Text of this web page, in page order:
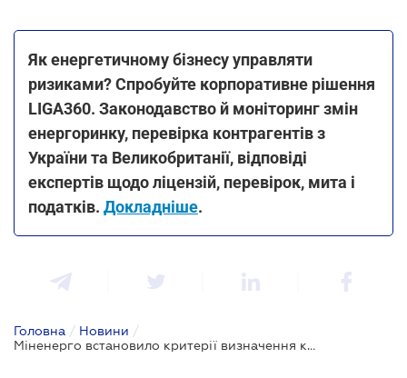
Як енергетичному бізнесу управляти
ризиками? Спробуйте корпоративне рішення
LIGA360. Законодавство й моніторинг змін
енергоринку, перевірка контрагентів з
України та Великобританії, відповіді
експертів щодо ліцензій, перевірок, мита і
податків. Докладніше.
Головна / Новини /
Міненерго встановило критерії визначення критично важливих підприємств для бронювання працівників